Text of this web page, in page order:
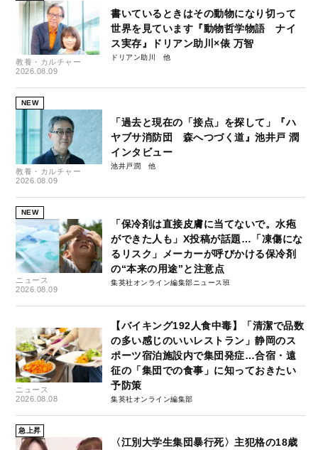
教養・カルチャー
2026.08.09
書いているときはその動物になり切って
世界を見ています『動物哲学物語 ナイ
ス実存』ドリアン助川×俵 万智
ドリアン助川
NEW
教養・カルチャー
2026.08.09
「過去と現在の「接点」を探して」『ハ
ヤブサ消防団 森へつづく道』池井戸 潤
インタビュー
池井戸潤
NEW
ニュース
2026.08.09
「保冷剤は直接皮膚に当てないで。水疱
ができた人も」X投稿が話題…「凍傷にな
るリスク」メーカーが呼びかける保冷剤
の“本来の用途”と注意点
集英社オンライン編集部ニュース班
ニュース
2026.08.08
【バイキング192人食中毒】「清潔で品数
の多い感じのいいレストラン」静岡のス
ポーツ宿泊施設内で集団発症…合宿・遠
征の「集団での食事」に知っておきたい
予防策
集英社オンライン編集部
急上昇
〈江別大学生集団暴行死〉主犯格の18歳